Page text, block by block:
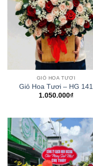
GIỎ HOA TƯƠI
Giỏ Hoa Tươi – HG 141
1.050.000₫